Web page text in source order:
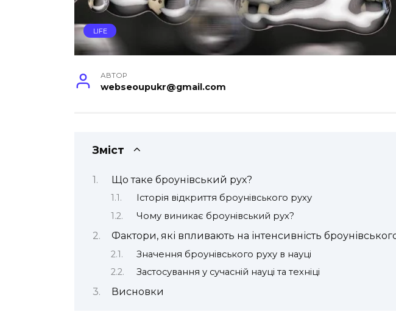
LIFE
АВТОР
webseoupukr@gmail.com
Зміст
Що таке броунівський рух?
Історія відкриття броунівського руху
Чому виникає броунівський рух?
Фактори, які впливають на інтенсивність
Значення броунівського руху в науці
Застосування у сучасній науці та техніці
Висновки